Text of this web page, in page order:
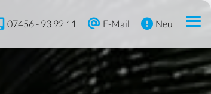
07456 - 93 92 11 E-Mail Neu